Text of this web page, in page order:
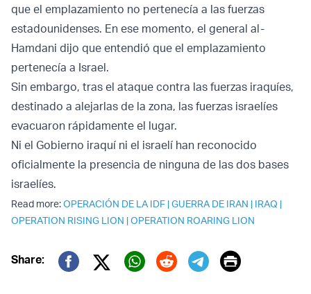
que el emplazamiento no pertenecía a las fuerzas
estadounidenses. En ese momento, el general al-
Hamdani dijo que entendió que el emplazamiento
pertenecía a Israel.
Sin embargo, tras el ataque contra las fuerzas iraquíes,
destinado a alejarlas de la zona, las fuerzas israelíes
evacuaron rápidamente el lugar.
Ni el Gobierno iraquí ni el israelí han reconocido
oficialmente la presencia de ninguna de las dos bases
israelíes.
Read more:OPERACIÓN DE LA IDF |GUERRA DE IRAN | IRAQ |
OPERATION RISING LION |OPERATION ROARING LION
Share:
Twitter (X)
Print